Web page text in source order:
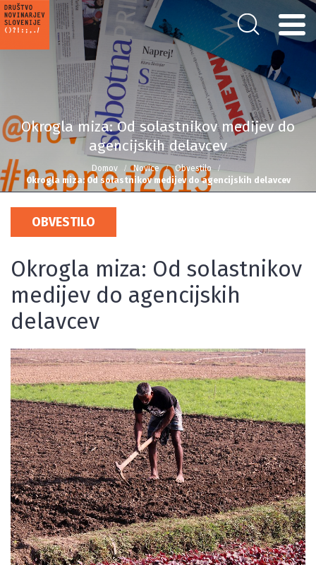
Okrogla miza: Od solastnikov medijev do
agencijskih delavcev
Domov Novice
Obvestilo
Okrogla miza: Od solastnikov medijev do agencijskih delavcev
OBVESTILO
Okrogla miza: Od solastnikov
medijev do agencijskih
delavcev